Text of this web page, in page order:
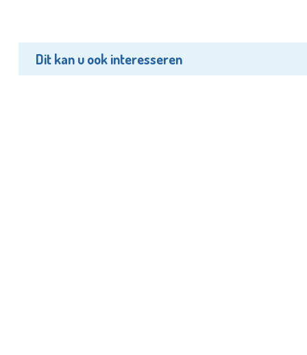
Dit kan u ook interesseren